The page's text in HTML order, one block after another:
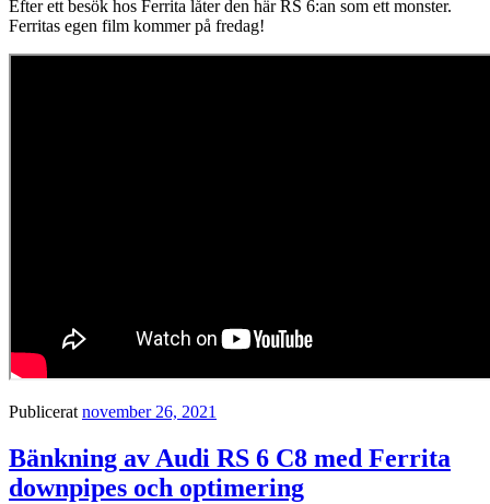
Efter ett besök hos Ferrita låter den här RS 6:an som ett monster.
Ferritas egen film kommer på fredag!
Publicerat november 26, 2021
Bänkning av Audi RS 6 C8 med Ferrita
downpipes och optimering